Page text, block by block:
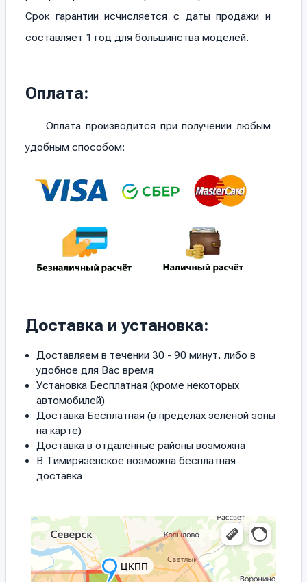
Срок гарантии исчисляется с даты продажи и
составляет 1 год для большинства моделей.
Оплата:
Оплата производится при получении любым
удобным способом:
Доставка и установка:
Доставляем в течении 30 - 90 минут, либо в
удобное для Вас время
Установка Бесплатная (кроме некоторых
автомобилей)
Доставка Бесплатная (в пределах зелёной зоны
на карте)
Доставка в отдалённые районы возможна
В Тимирязевское возможна бесплатная
доставка